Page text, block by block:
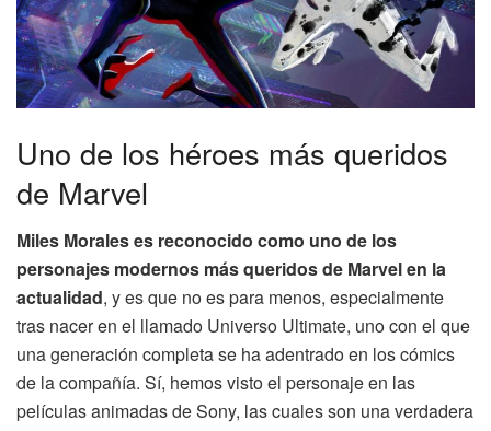
Uno de los héroes más queridos
de Marvel
Miles Morales es reconocido como uno de los
personajes modernos más queridos de Marvel en la
actualidad, y es que no es para menos, especialmente
tras nacer en el llamado Universo Ultimate, uno con el que
una generación completa se ha adentrado en los cómics
de la compañía. Sí, hemos visto el personaje en las
películas animadas de Sony, las cuales son una verdadera